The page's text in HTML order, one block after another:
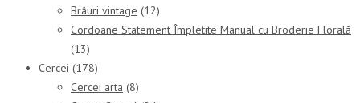
Brâuri vintage (12)
Cordoane Statement Împletite Manual cu Broderie Florală
(13)
Cercei (178)
Cercei arta (8)